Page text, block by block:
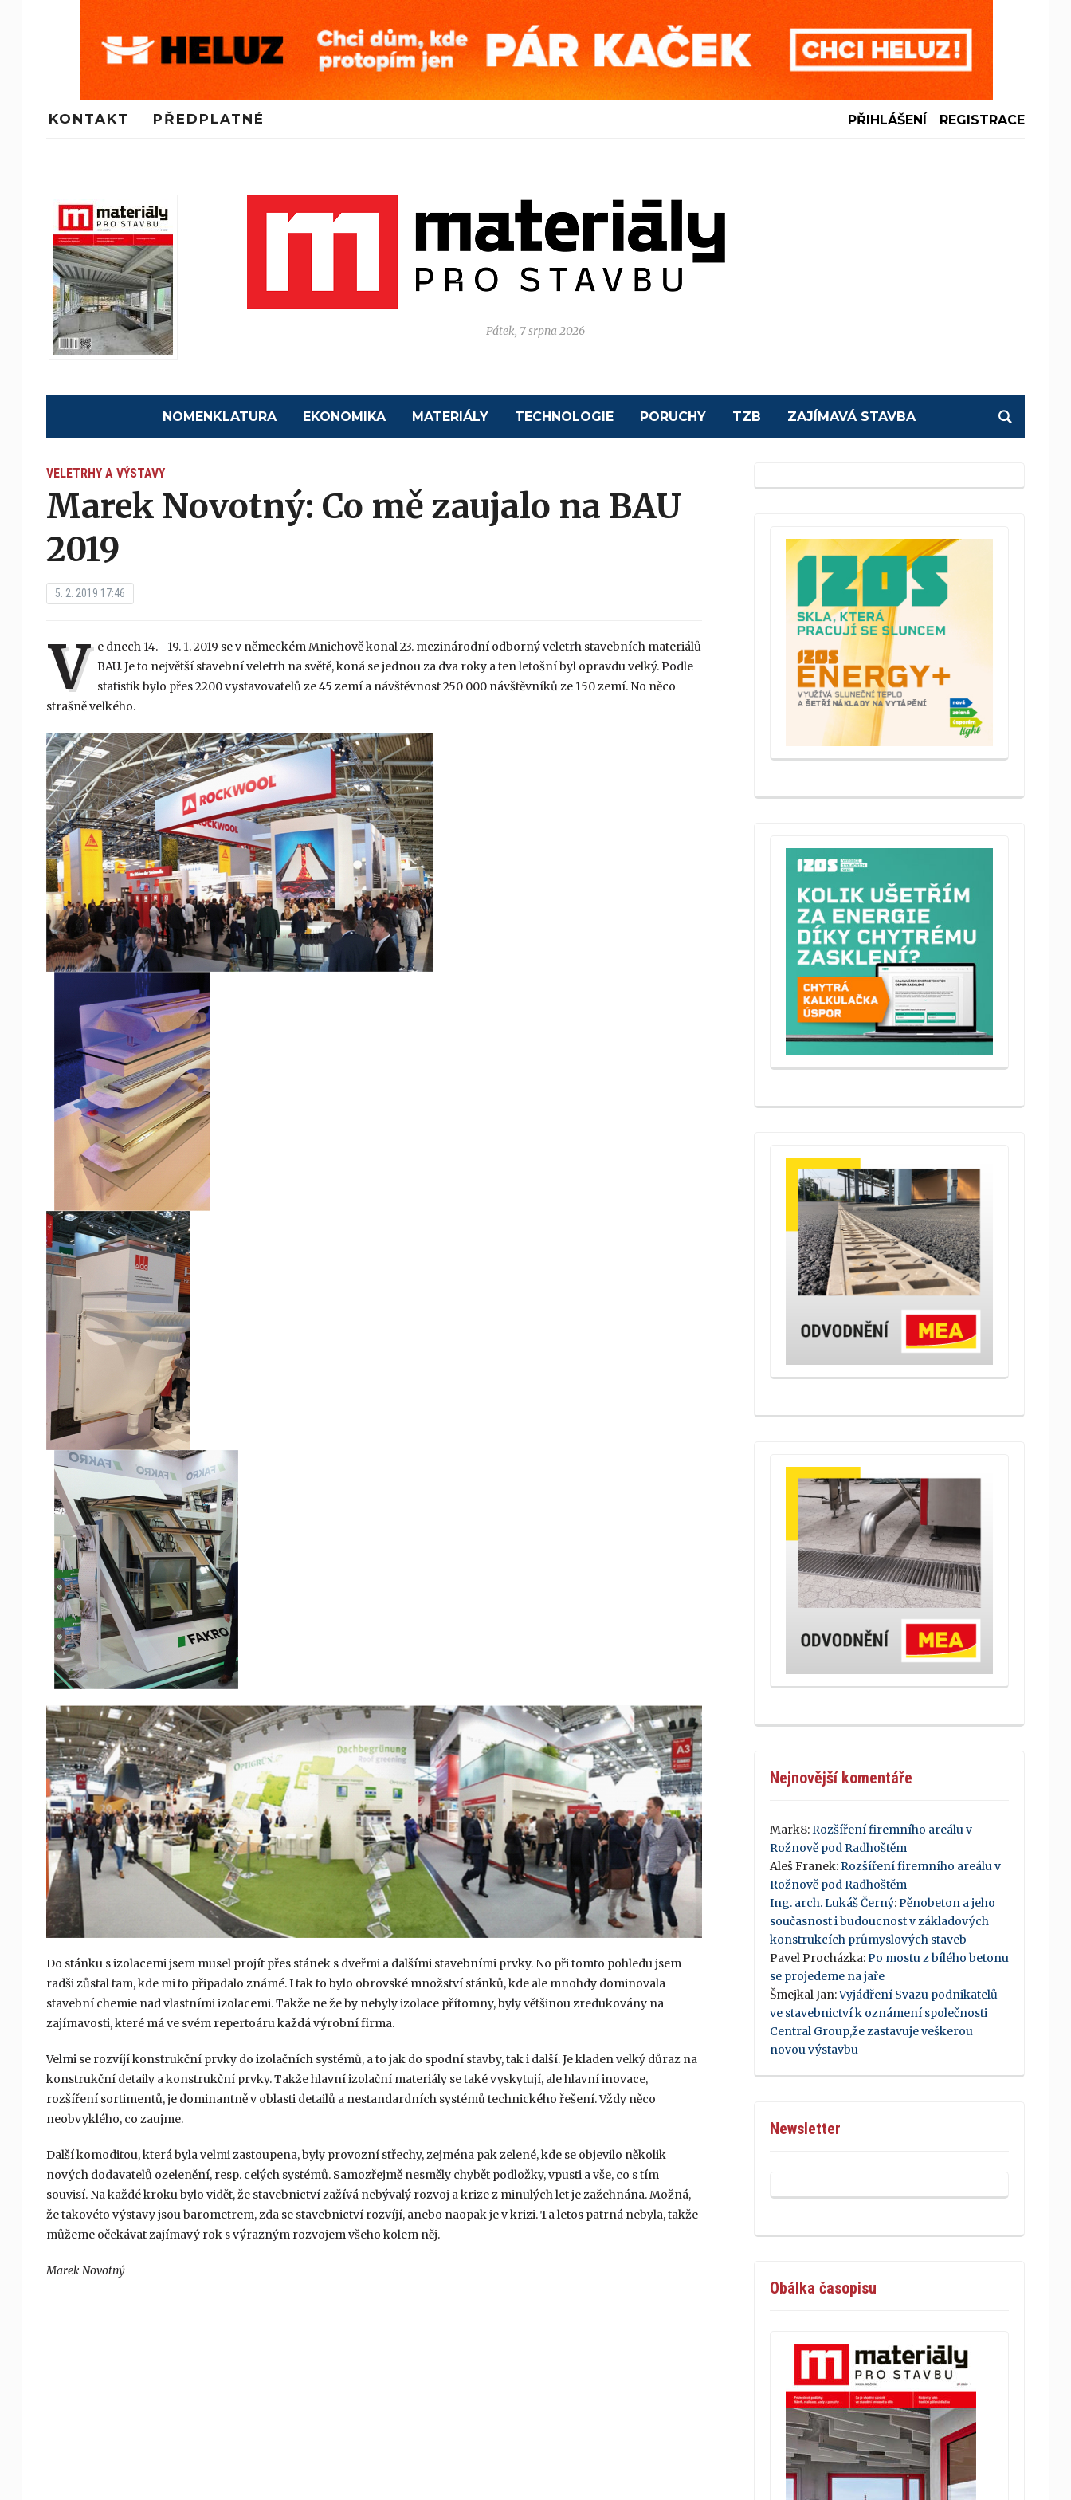
KONTAKT PŘEDPLATNÉ PŘIHLÁŠENÍ REGISTRACE
Pátek, 7 srpna 2026
NOMENKLATURA EKONOMIKA MATERIÁLY TECHNOLOGIE PORUCHY TZB ZAJÍMAVÁ STAVBA
VELETRHY A VÝSTAVY
Marek Novotný: Co mě zaujalo na BAU
2019
5. 2. 2019 17:46
V
e dnech 14.– 19. 1. 2019 se v německém Mnichově konal 23. mezinárodní odborný veletrh stavebních materiálů
BAU. Je to největší stavební veletrh na světě, koná se jednou za dva roky a ten letošní byl opravdu velký. Podle
statistik bylo přes 2200 vystavovatelů ze 45 zemí a návštěvnost 250 000 návštěvníků ze 150 zemí. No něco
strašně velkého.
Do stánku s izolacemi jsem musel projít přes stánek s dveřmi a dalšími stavebními prvky. No při tomto pohledu jsem
radši zůstal tam, kde mi to připadalo známé. I tak to bylo obrovské množství stánků, kde ale mnohdy dominovala
stavební chemie nad vlastními izolacemi. Takže ne že by nebyly izolace přítomny, byly většinou zredukovány na
zajímavosti, které má ve svém repertoáru každá výrobní firma.
Velmi se rozvíjí konstrukční prvky do izolačních systémů, a to jak do spodní stavby, tak i další. Je kladen velký důraz na
konstrukční detaily a konstrukční prvky. Takže hlavní izolační materiály se také vyskytují, ale hlavní inovace,
rozšíření sortimentů, je dominantně v oblasti detailů a nestandardních systémů technického řešení. Vždy něco
neobvyklého, co zaujme.
Další komoditou, která byla velmi zastoupena, byly provozní střechy, zejména pak zelené, kde se objevilo několik
nových dodavatelů ozelenění, resp. celých systémů. Samozřejmě nesměly chybět podložky, vpusti a vše, co s tím
souvisí. Na každé kroku bylo vidět, že stavebnictví zažívá nebývalý rozvoj a krize z minulých let je zažehnána. Možná,
že takovéto výstavy jsou barometrem, zda se stavebnictví rozvíjí, anebo naopak je v krizi. Ta letos patrná nebyla, takže
můžeme očekávat zajímavý rok s výrazným rozvojem všeho kolem něj.
Marek Novotný
Nejnovější komentáře
Mark8:Rozšíření firemního areálu v
Rožnově pod Radhoštěm
Aleš Franek:Rozšíření firemního areálu v
Rožnově pod Radhoštěm
Ing. arch. Lukáš Černý:Pěnobeton a jeho
současnost i budoucnost v základových
konstrukcích průmyslových staveb
Pavel Procházka:Po mostu z bílého betonu
se projedeme na jaře
Šmejkal Jan:Vyjádření Svazu podnikatelů
ve stavebnictví k oznámení společnosti
Central Group,že zastavuje veškerou
novou výstavbu
Newsletter
Obálka časopisu